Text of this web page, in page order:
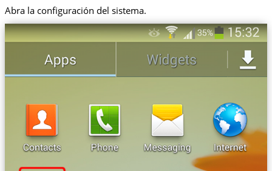
Abra la configuración del sistema.